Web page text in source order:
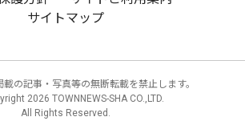
サイトマップ
の記事・写真等の無断転載を禁止します。
2026 TOWNNEWS-SHA CO.,LTD.
All Rights Reserved.